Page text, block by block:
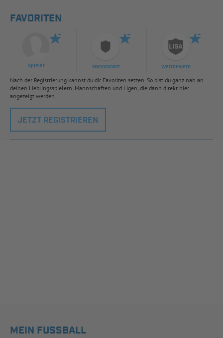
FAVORITEN
Spieler Mannschaft Wettbewerb
Nach der Registrierung kannst du dir Favoriten setzen. So bist du ganz nah an
deinen Lieblingsspielern, Mannschaften und Ligen, die dann direkt hier
angezeigt werden.
JETZT REGISTRIEREN
MEIN FUSSBALL